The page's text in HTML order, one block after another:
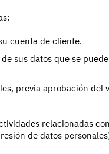
cuenta de cliente.
sus datos que se
previa aprobación del
relacionadas
de datos